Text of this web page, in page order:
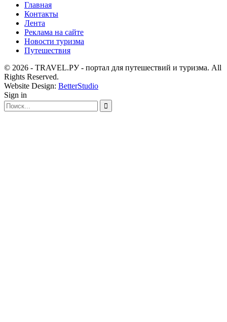
Главная
Контакты
Лента
Реклама на сайте
Новости туризма
Путешествия
© 2026 - TRAVEL.РУ - портал для путешествий и туризма. All
Rights Reserved.
Website Design: BetterStudio
Sign in